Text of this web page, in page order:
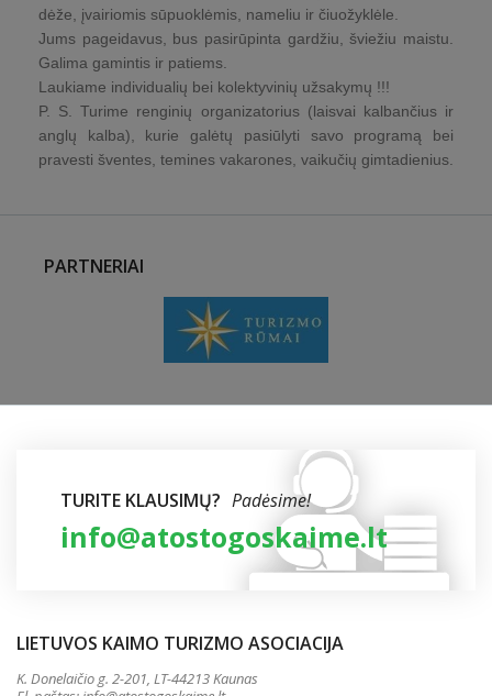
dėže, įvairiomis sūpuoklėmis, nameliu ir čiuožyklėle.
Jums pageidavus, bus pasirūpinta gardžiu, šviežiu maistu.
Galima gamintis ir patiems.
Laukiame individualių bei kolektyvinių užsakymų !!!
P. S. Turime renginių organizatorius (laisvai kalbančius ir
anglų kalba), kurie galėtų pasiūlyti savo programą bei
pravesti šventes, temines vakarones, vaikučių gimtadienius.
PARTNERIAI
TURITE KLAUSIMŲ? Padėsime!
info@atostogoskaime.lt
LIETUVOS KAIMO TURIZMO ASOCIACIJA
K. Donelaičio g. 2-201, LT-44213 Kaunas